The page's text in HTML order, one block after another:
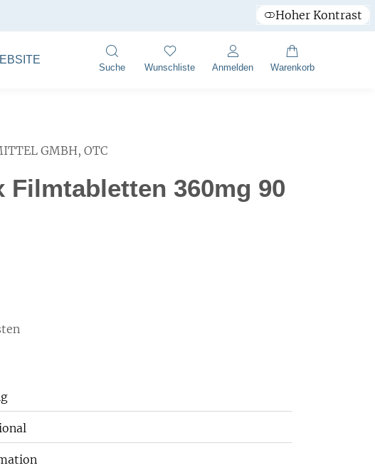
Hoher Kontrast
Suche Wunschliste Anmelden Warenkorb
GMBH, OTC
Filmtabletten 360mg 90